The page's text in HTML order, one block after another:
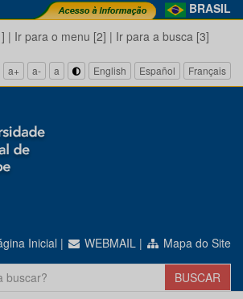
BRASIL
| Ir para o menu [2] | Ir para a busca [3]
a+ a- a English Español Français
Inicial | WEBMAIL | Mapa do Site